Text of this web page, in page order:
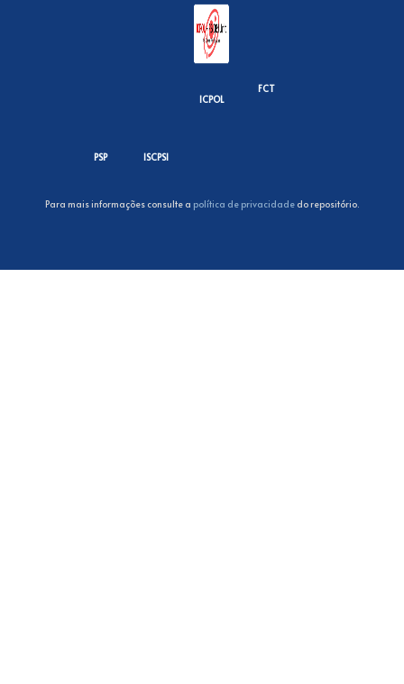
PSP ISCPSI
ICPOL
FCT
Para mais informações consulte a política de privacidadedo repositório.